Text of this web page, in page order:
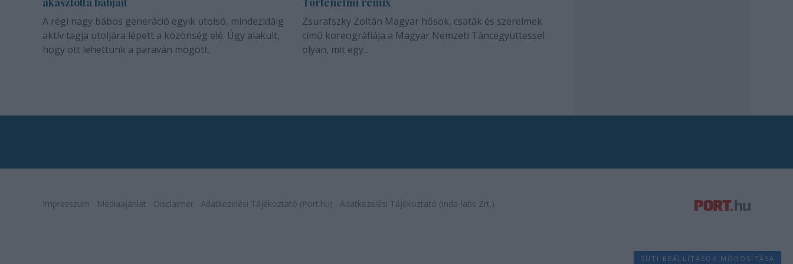
A régi nagy bábos generáció egyik utolsó, mindezidáig
aktív tagja utoljára lépett a közönség elé. Úgy alakult,
hogy ott lehettünk a paraván mögött.
Zsurafszky Zoltán Magyar hősök, csaták és szerelmek
című koreográfiája a Magyar Nemzeti Táncegyüttessel
olyan, mit egy...
Impresszum Médiaajánlat Disclaimer Adatkezelési Tájékoztató (Port.hu) Adatkezelési Tájékoztató (Inda-labs Zrt.)
SÜTI BEÁLLÍTÁSOK MÓDOSÍTÁSA